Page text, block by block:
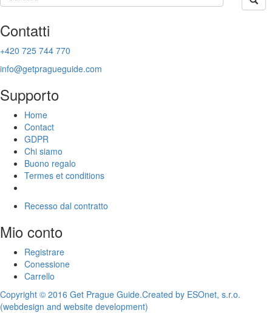
Contatti
+420 725 744 770
info@getpragueguide.com
Supporto
Home
Contact
GDPR
Chi siamo
Buono regalo
Termes et conditions
Recesso dal contratto
Mio conto
Registrare
Conessione
Carrello
Copyright © 2016 Get Prague Guide.Created by ESOnet, s.r.o.
(webdesign and website development)